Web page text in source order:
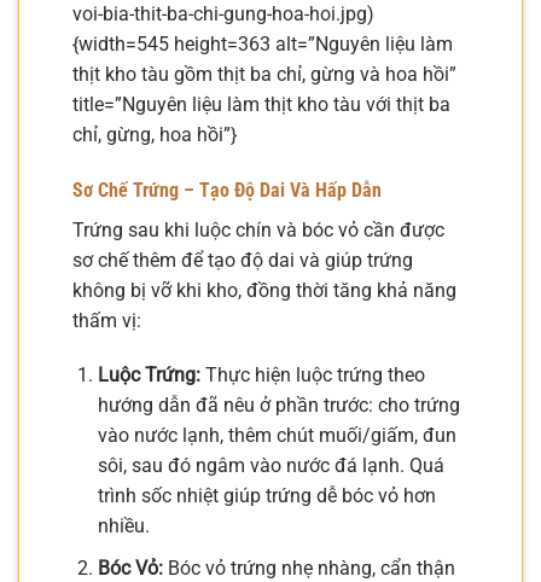
voi-bia-thit-ba-chi-gung-hoa-hoi.jpg)
{width=545 height=363 alt=”Nguyên liệu làm
thịt kho tàu gồm thịt ba chỉ, gừng và hoa hồi”
title=”Nguyên liệu làm thịt kho tàu với thịt ba
chỉ, gừng, hoa hồi”}
Sơ Chế Trứng – Tạo Độ Dai Và Hấp Dẫn
Trứng sau khi luộc chín và bóc vỏ cần được
sơ chế thêm để tạo độ dai và giúp trứng
không bị vỡ khi kho, đồng thời tăng khả năng
thấm vị:
Luộc Trứng:Thực hiện luộc trứng theo
hướng dẫn đã nêu ở phần trước: cho trứng
vào nước lạnh, thêm chút muối/giấm, đun
sôi, sau đó ngâm vào nước đá lạnh. Quá
trình sốc nhiệt giúp trứng dễ bóc vỏ hơn
nhiều.
Bóc Vỏ:Bóc vỏ trứng nhẹ nhàng, cẩn thận